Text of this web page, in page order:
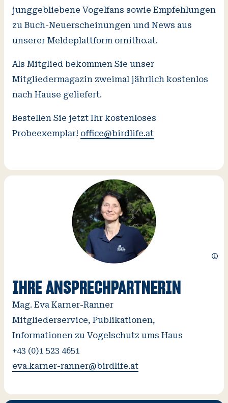
junggebliebene Vogelfans sowie Empfehlungen
zu Buch-Neuerscheinungen und News aus
unserer Meldeplattform ornitho.at.
Als Mitglied bekommen Sie unser
Mitgliedermagazin zweimal jährlich kostenlos
nach Hause geliefert.
Bestellen Sie jetzt Ihr kostenloses
Probeexemplar! office@birdlife.at
IHRE ANSPRECHPARTNERIN
Mag. Eva Karner-Ranner
Mitgliederservice, Publikationen,
Informationen zu Vogelschutz ums Haus
+43 (0)1 523 4651
eva.karner-ranner@birdlife.at